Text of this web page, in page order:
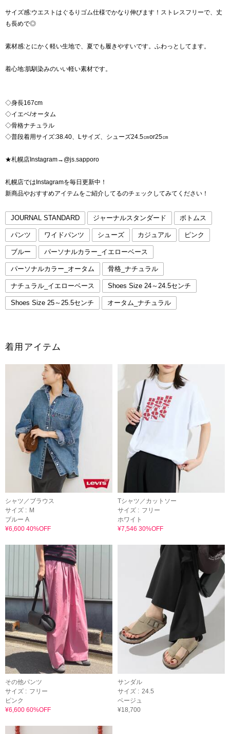
サイズ感:ウエストはぐるりゴム仕様でかなり伸びます！ストレスフリーで、丈
も長めで◎
素材感:とにかく軽い生地で、夏でも履きやすいです。ふわっとしてます。
着心地:肌馴染みのいい軽い素材です。
◇身長167cm
◇イエベ/オータム
◇骨格ナチュラル
◇普段着用サイズ:38.40、Lサイズ、シューズ24.5㎝or25㎝
★札幌店Instagram→@js.sapporo
札幌店ではInstagramを毎日更新中！
新商品やおすすめアイテムをご紹介してるのチェックしてみてください！
JOURNAL STANDARD ジャーナルスタンダード ボトムス
パンツ ワイドパンツ シューズ カジュアル ピンク
ブルー パーソナルカラー_イエローベース
パーソナルカラー_オータム 骨格_ナチュラル
ナチュラル_イエローベース Shoes Size 24～24.5センチ
Shoes Size 25～25.5センチ オータム_ナチュラル
着用アイテム
シャツ／ブラウス
サイズ : M
ブルー A
¥6,600 40%OFF
Tシャツ／カットソー
サイズ : フリー
ホワイト
¥7,546 30%OFF
その他パンツ
サイズ : フリー
ピンク
¥6,600 60%OFF
サンダル
サイズ : 24.5
ベージュ
¥18,700